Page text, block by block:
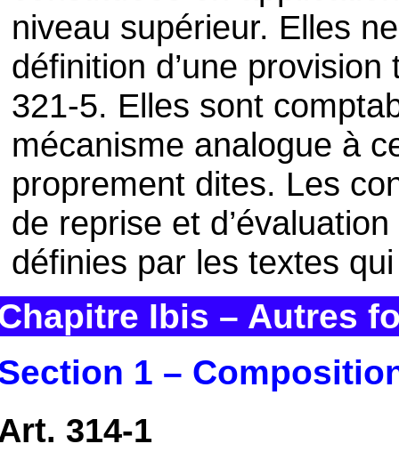
niveau supérieur. Elles
définition d’une
321-5. Elles sont
mécanisme analogue à
proprement dites. Les
de reprise et
définies par les textes
Ibis – Autres
1 –
314-1